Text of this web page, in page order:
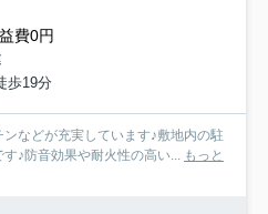
費0円
歩19分
などが充実しています♪敷地内の駐
♪防音効果や耐火性の高い... もっと